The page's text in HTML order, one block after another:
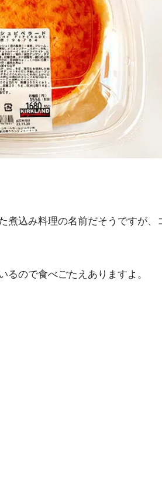
煮込み料理の名前だそうですが、
ので食べごたえありますよ。